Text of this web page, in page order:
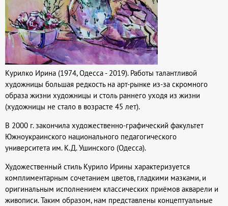
Курилко Ирина (1974, Одесса - 2019). Работы талантливой
художницы большая редкость на арт-рынке из-за скромного
образа жизни художницы и столь раннего уходя из жизни
(художницы не стало в возрасте 45 лет).
В 2000 г. закончила художественно-графический факультет
Южноукраинского национального педагогического
университета им. К.Д. Ушинского (Одесса).
Художественный стиль Курило Ирины характеризуется
комплиментарным сочетанием цветов, гладкими мазками, и
оригинальным исполнением классических приёмов акварели и
живописи. Таким образом, нам представлены концептуальные